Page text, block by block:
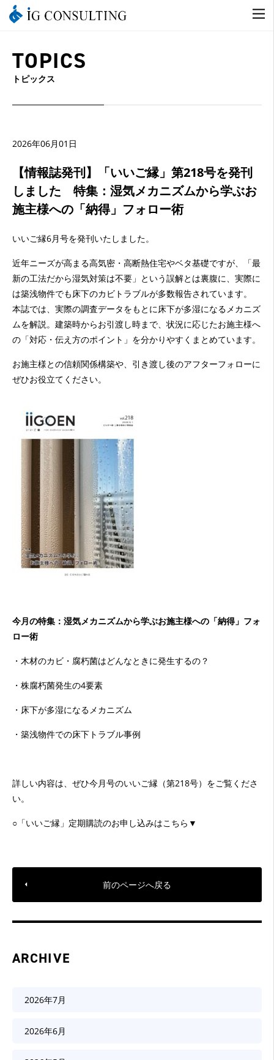
TOPICS
トピックス
2026年06月01日
【情報誌発刊】「いいご縁」第218号を発刊
しました 特集：湿気メカニズムから学ぶお
施主様への「納得」フォロー術
いいご縁6月号を発刊いたしました。
近年ニーズが高まる高気密・高断熱住宅やベタ基礎ですが、「最
新の工法だから湿気対策は不要」という誤解とは裏腹に、実際に
は築浅物件でも床下のカビトラブルが多数報告されています。
本誌では、実際の調査データをもとに床下が多湿になるメカニズ
ムを解説。建築時からお引渡し時まで、状況に応じたお施主様へ
の「対応・伝え方のポイント」を分かりやすくまとめています。
お施主様との信頼関係構築や、引き渡し後のアフターフォローに
ぜひお役立てください。
今月の特集：湿気メカニズムから学ぶお施主様への「納得」フォ
ロー術
・木材のカビ・腐朽菌はどんなときに発生するの？
・株腐朽菌発生の4要素
・床下が多湿になるメカニズム
・築浅物件での床下トラブル事例
詳しい内容は、ぜひ今月号のいいご縁（第218号）をご覧くださ
い。
○「いいご縁」定期購読のお申し込みはこちら▼
前のページへ戻る
ARCHIVE
2026年7月
2026年6月